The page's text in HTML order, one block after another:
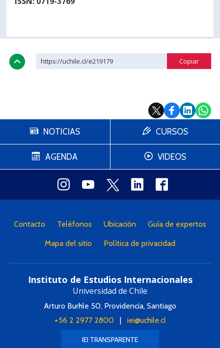
https://uchile.cl/e219179
NOTICIAS
AGENDA
CURSOS
VIDEOS
Contacto Teléfonos Ubicación Guía de expertos
Mapa del sitio Política de privacidad
Instituto de Estudios Internacionales
Universidad de Chile
Arturo Burhle 50, Providencia, Santiago
+56 2 2977 2800| iei@uchile.cl
IEI TRANSPARENTE